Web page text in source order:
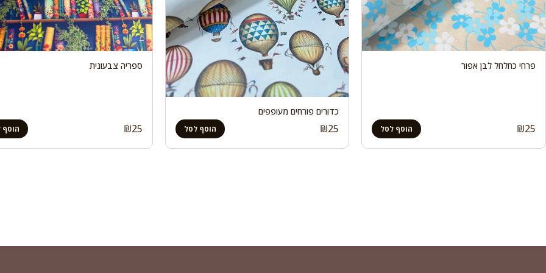
פרחי כחלחל לבן אפור
₪25 הוסף לסל
כדורים פורחים מעופפים
₪25 הוסף לסל
ספריה צבעונית
₪25 הוסף